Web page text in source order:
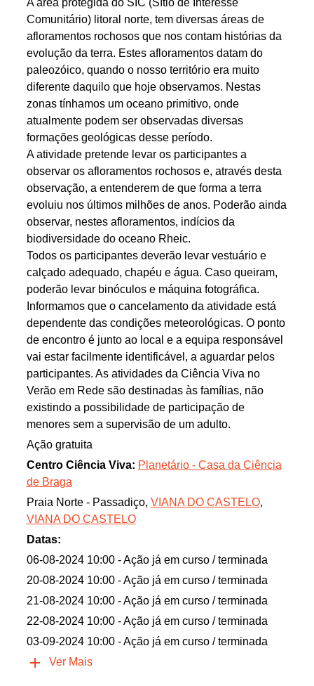
A área protegida do SIC (Sítio de Interesse
Comunitário) litoral norte, tem diversas áreas de
afloramentos rochosos que nos contam histórias da
evolução da terra. Estes afloramentos datam do
paleozóico, quando o nosso território era muito
diferente daquilo que hoje observamos. Nestas
zonas tínhamos um oceano primitivo, onde
atualmente podem ser observadas diversas
formações geológicas desse período.
A atividade pretende levar os participantes a
observar os afloramentos rochosos e, através desta
observação, a entenderem de que forma a terra
evoluiu nos últimos milhões de anos. Poderão ainda
observar, nestes afloramentos, indícios da
biodiversidade do oceano Rheic.
Todos os participantes deverão levar vestuário e
calçado adequado, chapéu e água. Caso queiram,
poderão levar binóculos e máquina fotográfica.
Informamos que o cancelamento da atividade está
dependente das condições meteorológicas. O ponto
de encontro é junto ao local e a equipa responsável
vai estar facilmente identificável, a aguardar pelos
participantes. As atividades da Ciência Viva no
Verão em Rede são destinadas às famílias, não
existindo a possibilidade de participação de
menores sem a supervisão de um adulto.
Ação gratuita
Centro Ciência Viva: Planetário - Casa da Ciência
de Braga
Praia Norte - Passadiço, VIANA DO CASTELO,
VIANA DO CASTELO
Datas:
06-08-2024 10:00 - Ação já em curso / terminada
20-08-2024 10:00 - Ação já em curso / terminada
21-08-2024 10:00 - Ação já em curso / terminada
22-08-2024 10:00 - Ação já em curso / terminada
03-09-2024 10:00 - Ação já em curso / terminada
Ver Mais